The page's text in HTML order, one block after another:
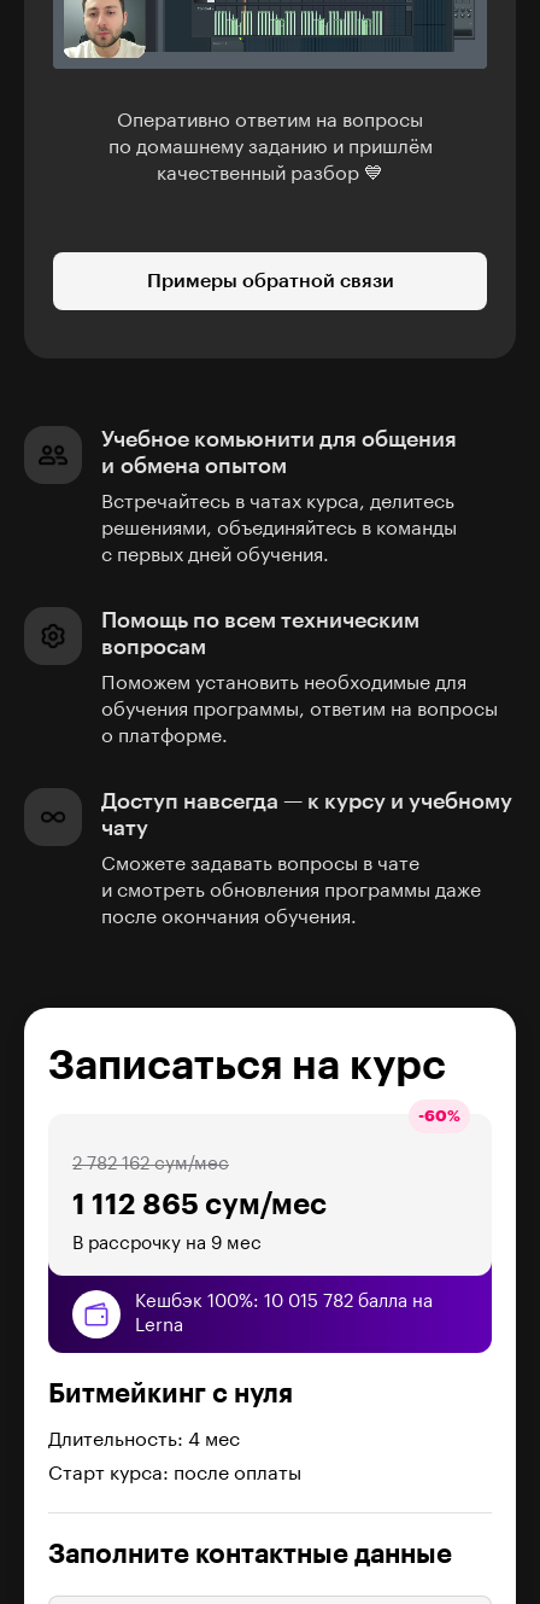
Оперативно ответим на вопросы
по домашнему заданию и пришлём
качественный разбор 💙
Примеры обратной связи
Учебное комьюнити для общения
и обмена опытом
Встречайтесь в чатах курса, делитесь
решениями, объединяйтесь в команды
с первых дней обучения.
Помощь по всем техническим
вопросам
Поможем установить необходимые для
обучения программы, ответим на вопросы
о платформе.
Доступ навсегда — к курсу и учебному
чату
Сможете задавать вопросы в чате
и смотреть обновления программы даже
после окончания обучения.
Записаться на курс
-60%
1 112 865 сум/мес
2 782 162 сум/мес
В рассрочку на 9 мес
Кешбэк 100%: 10 015 782 балла на
Lerna
Битмейкинг с нуля
Длительность: 4 мес
Старт курса: после оплаты
Заполните контактные данные